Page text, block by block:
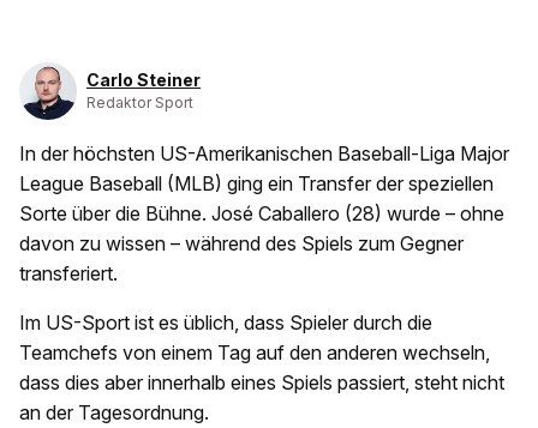
Carlo Steiner
Redaktor Sport
In der höchsten US-Amerikanischen Baseball-Liga Major
League Baseball (MLB) ging ein Transfer der speziellen
Sorte über die Bühne. José Caballero (28) wurde – ohne
davon zu wissen – während des Spiels zum Gegner
transferiert.
Im US-Sport ist es üblich, dass Spieler durch die
Teamchefs von einem Tag auf den anderen wechseln,
dass dies aber innerhalb eines Spiels passiert, steht nicht
an der Tagesordnung.